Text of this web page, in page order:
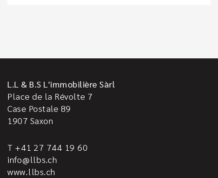
L.L & B.S L'immobilière Sàrl
Place de la Révolte 7
Case Postale 89
1907 Saxon
T +41 27 744 19 60
info@llbs.ch
www.llbs.ch